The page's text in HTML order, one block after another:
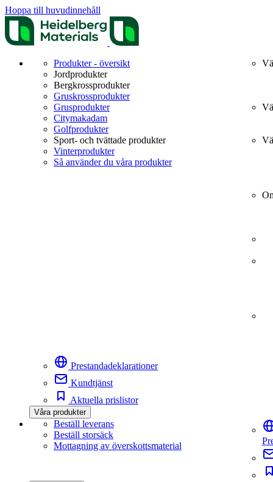
Hoppa till huvudinnehåll
Produkter - översikt
Jordprodukter
Bergkrossprodukter
Gruskrossprodukter
Grusprodukter
Citymakadam
Golfprodukter
Sport- och tvättade produkter
Vinterprodukter
Så använder du våra produkter
Prestandadeklarationer
Kundtjänst
Aktuella prislistor
Våra produkter
Beställ leverans
Beställ storsäck
Mottagning av överskottsmaterial